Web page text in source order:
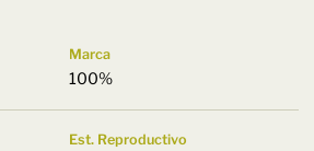
Marca
100%
Est. Reproductivo